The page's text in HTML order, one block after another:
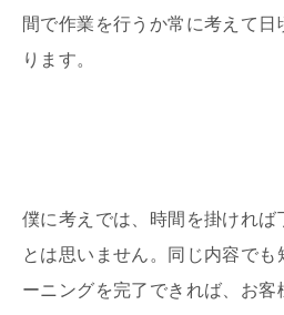
間で作業を行うか常に考えて日
ります。
僕に考えでは、時間を掛ければ
とは思いません。同じ内容でも
ーニングを完了できれば、お客